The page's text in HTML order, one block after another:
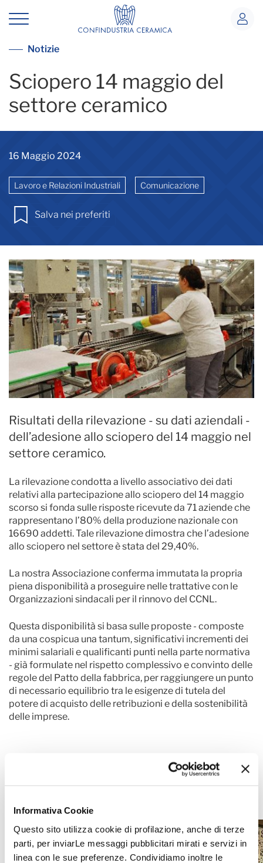
Informativa Cookie
Questo sito utilizza cookie di profilazione, anche di terze
parti, per inviarLe messaggi pubblicitari mirati e servizi in
linea con le sue preferenze. Condividiamo inoltre le
Evidenze sciopero
Vai alla lista notizie
Notizie
Sciopero 14 maggio del
settore ceramico
16 Maggio 2024
Lavoro e Relazioni Industriali Comunicazione
Salva nei preferiti
Risultati della rilevazione - su dati aziendali -
dell’adesione allo sciopero del 14 maggio nel
settore ceramico.
La rilevazione condotta a livello associativo dei dati
relativi alla partecipazione allo sciopero del 14 maggio
scorso si fonda sulle risposte ricevute da 71 aziende che
rappresentano l’80% della produzione nazionale con
16690 addetti. Tale rilevazione dimostra che l’adesione
allo sciopero nel settore è stata del 29,40%.
La nostra Associazione conferma immutata la propria
piena disponibilità a proseguire nelle trattative con le
Organizzazioni sindacali per il rinnovo del CCNL.
Questa disponibilità si basa sulle proposte - composte
da una cospicua una tantum, significativi incrementi dei
minimi salariali e qualificanti punti nella parte normativa
- già formulate nel rispetto complessivo e convinto delle
regole del Patto della fabbrica, per raggiungere un punto
di necessario equilibrio tra le esigenze di tutela del
potere di acquisto delle retribuzioni e della sostenibilità
delle imprese.
Altre notizie